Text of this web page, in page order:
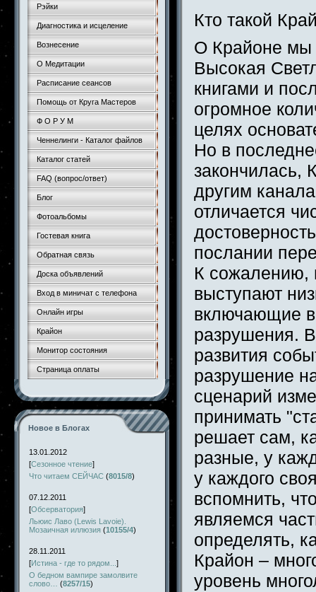
Рэйки
Диагностика и исцеление
Вознесение
О Медитации
Расписание сеансов
Помощь от Круга Мастеров
Ф О Р У М
Ченнелинги - Каталог файлов
Каталог статей
FAQ (вопрос/ответ)
Блог
Фотоальбомы
Гостевая книга
Обратная связь
Доска объявлений
Вход в миничат с телефона
Онлайн игры
Крайон
Монитор состояния
Страница оплаты
Новое в Блогах
13.01.2012
[Сезонное чтение]
Что читаем СЕЙЧАС (8015/8)
07.12.2011
[Обсерватория]
Льюис Лаво (Lewis Lavoie).
Мозаичная иллюзия (10155/4)
28.11.2011
[Истина - где то рядом... ]
О бедном вампире замолвите
слово…
(8257/15)
Кто такой
О Крайоне мы
Высокая
книгами и
огромное
целях
Но в
закончилась,
другим
отличается
послании
К сожалению,
выступают
включающие в
разрушения.
развития
разрушение
сценарий
принимать
решает сам,
разные, у
у каждого
вспомнить,
являемся
определять,
Крайон –
уровень